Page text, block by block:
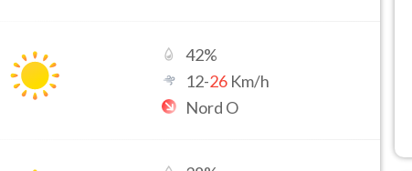
42%
12-26 Km/h
Nord O